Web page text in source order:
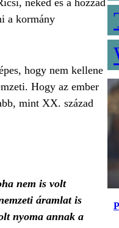
neked és a hozzád
a kormány
hogy nem kellene
Hogy az ember
mint XX. század
nem is volt
áramlat is
nyoma annak a
P